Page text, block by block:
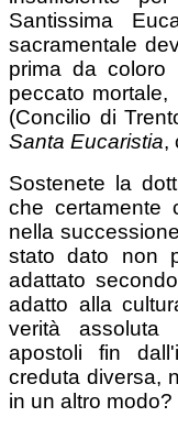
Santissima
sacramentale
prima da coloro
peccato
(Concilio di
Santa Eucaristia,
Sostenete la
che certamente
nella
stato dato non
adattato
adatto alla
verità assoluta
apostoli fin
creduta diversa,
in un altro modo?